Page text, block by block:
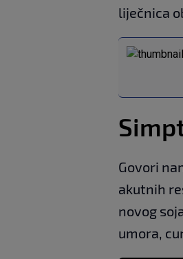
liječnica
Govori
akutnih
novog
umora,